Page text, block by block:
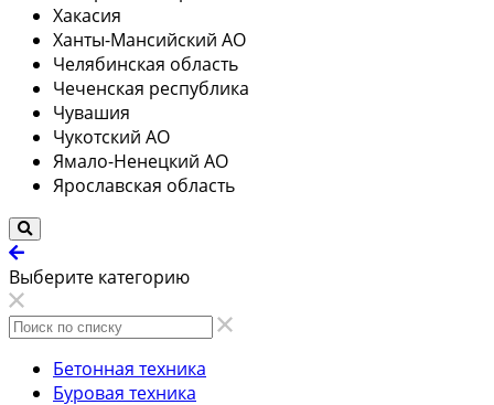
Хакасия
Ханты-Мансийский АО
Челябинская область
Чеченская республика
Чувашия
Чукотский АО
Ямало-Ненецкий АО
Ярославская область
Выберите категорию
Бетонная техника
Буровая техника